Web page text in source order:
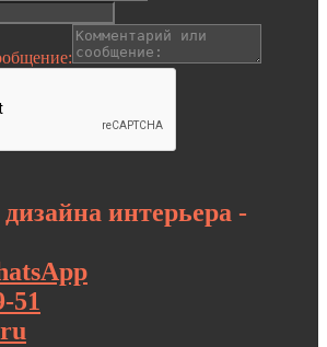
интерьера -
51